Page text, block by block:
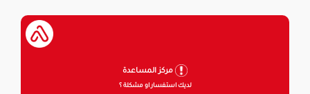
مركز المساعدة
لديك استفسار او مشكلة ؟